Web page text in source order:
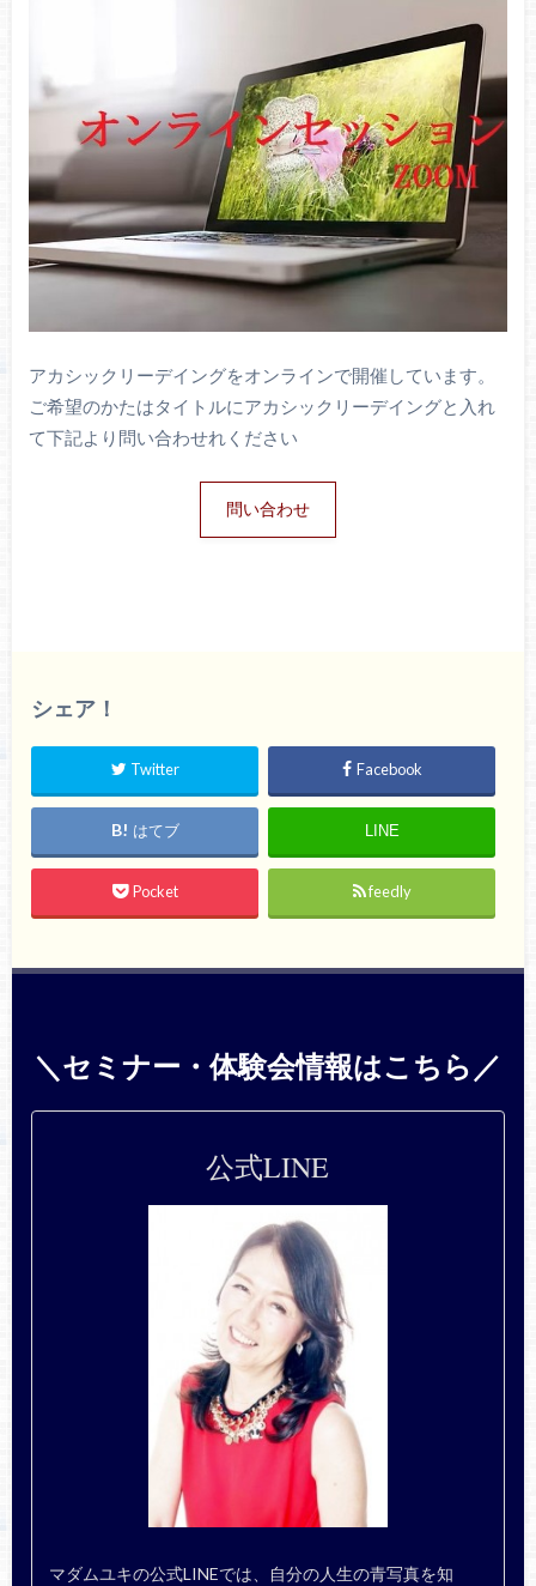
アカシックリーデイングをオンラインで開催しています。
ご希望のかたはタイトルにアカシックリーデイングと入れ
て下記より問い合わせれください
問い合わせ
シェア！
Twitter Facebook
はてブ LINE
Pocket feedly
＼セミナー・体験会情報はこちら／
公式LINE
マダムユキの公式LINEでは、自分の人生の青写真を知